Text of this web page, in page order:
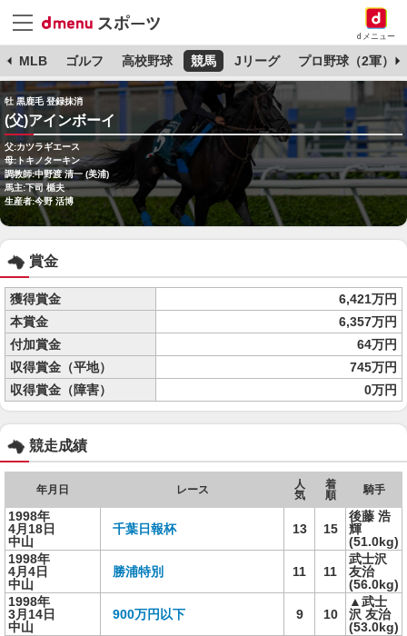
dメニュー
MLB ゴルフ 高校野球 競馬 Jリーグ プロ野球（2軍）
牡 黒鹿毛 登録抹消
(父)アインボーイ
父:カツラギエース
母:トキノターキン
調教師:中野渡 清一 (美浦)
馬主:下司 楯夫
生産者:今野 活博
賞金
獲得賞金
6,421万円
本賞金
6,357万円
付加賞金
64万円
収得賞金（平地）
745万円
収得賞金（障害）
0万円
競走成績
年月日 レース
人
気
着
順
騎手
1998年
4月18日
中山
千葉日報杯 13 15
後藤 浩
輝
(51.0kg)
1998年
4月4日
中山
勝浦特別 11 11
武士沢
友治
(56.0kg)
1998年
3月14日
中山
900万円以下 9 10
▲武士
沢 友治
(53.0kg)